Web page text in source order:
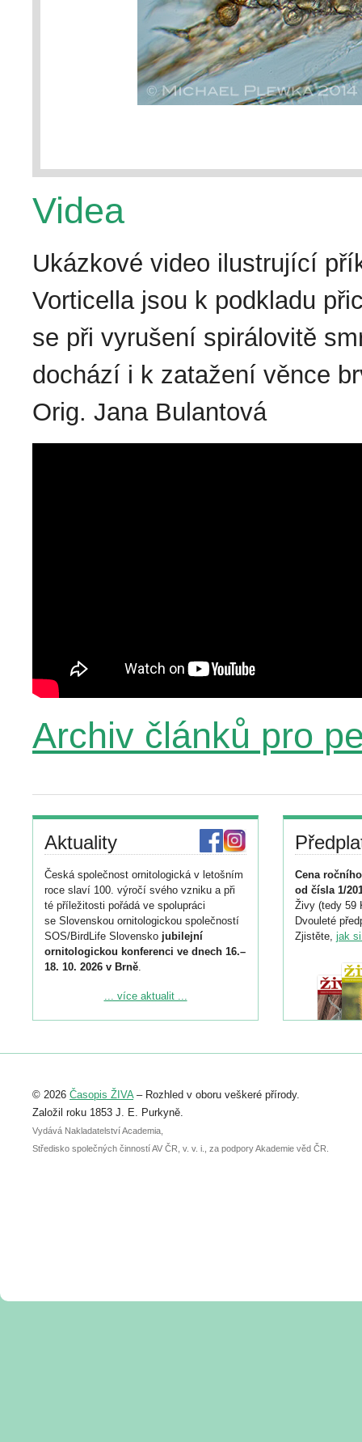
Videa
Ukázkové video ilustrující
Vorticella jsou k podkladu
se při vyrušení spirálovitě
dochází i k zatažení věnce
Orig. Jana Bulantová
Archiv článků pro
Aktuality
Česká společnost ornitologická v letošním
roce slaví 100. výročí svého vzniku a při
té příležitosti pořádá ve spolupráci
se Slovenskou ornitologickou společností
SOS/BirdLife Slovensko jubilejní
ornitologickou konferenci ve dnech 16.–
18. 10. 2026 v Brně.
Podrobnější informace ke konferenci
Registrovat se můžete do 6. září.
abstraktu přihlášené přednášky nebo
posteru je už 30. června.
... více aktualit ...
Cena
od čísla 1/
Živy (tedy 59
Dvouleté
Zjistěte, jak
© 2026 Časopis ŽIVA– Rozhled v oboru veškeré přírody.
Založil roku 1853 J. E. Purkyně.
Vydává Nakladatelství Academia,
Středisko společných činností AV ČR, v. v. i., za podpory Akademie věd ČR.